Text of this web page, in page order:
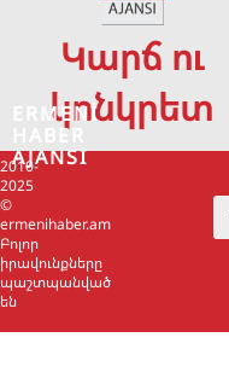
Կարճ ու
կոնկրետ
2010-
2025
©
ermenihaber.am
Բոլոր
իրավունքները
պաշտպանված
են
ERMENİ
HABER
AJANSI